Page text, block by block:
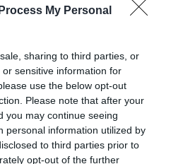
My Personal
sharing to third parties, or
sensitive information for
use the below opt-out
Please note that after your
you may continue seeing
personal information utilized by
to third parties prior to
opt-out of the further